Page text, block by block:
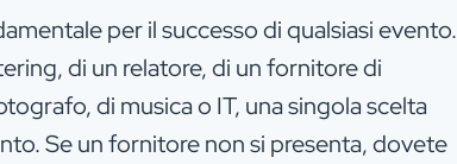
per il successo di qualsiasi evento.
di un relatore, di un fornitore di
di musica o IT, una singola scelta
Se un fornitore non si presenta, dovete